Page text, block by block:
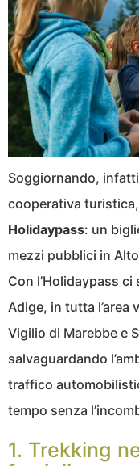
Soggiornando,
cooperativa
Holidaypass: un
mezzi pubblici in
Con l’Holidaypass
Adige, in tutta l’area
Vigilio di Marebbe e
salvaguardando
traffico
tempo senza
1. Trekking